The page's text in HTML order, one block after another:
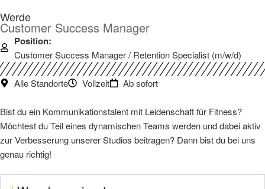
Werde
Customer Success Manager
Position:
Customer Success Manager / Retention Specialist (m/w/d)
Alle Standorte Vollzeit Ab sofort
Bist du ein Kommunikationstalent mit Leidenschaft für Fitness?
Möchtest du Teil eines dynamischen Teams werden und dabei aktiv
zur Verbesserung unserer Studios beitragen? Dann bist du bei uns
genau richtig!